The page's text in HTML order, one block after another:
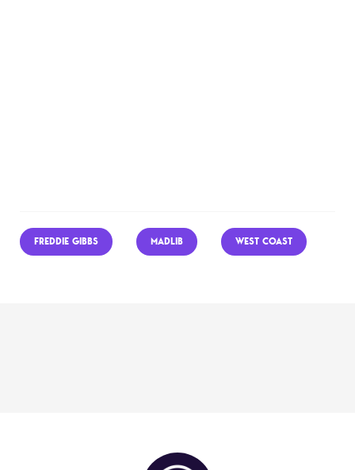
FREDDIE GIBBS MADLIB WEST COAST